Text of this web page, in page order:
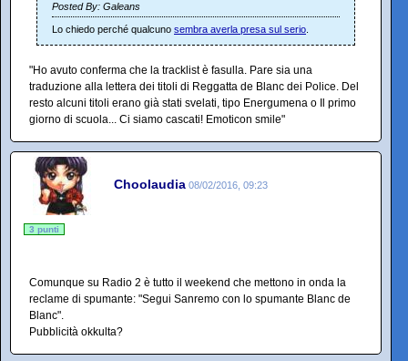
Posted By: Galeans
Lo chiedo perché qualcuno sembra averla presa sul serio
"Ho avuto conferma che la tracklist è fasulla. Pare sia una
traduzione alla lettera dei titoli di Reggatta de Blanc dei Police. Del
resto alcuni titoli erano già stati svelati, tipo Energumena o Il primo
giorno di scuola... Ci siamo cascati! Emoticon smile"
Choolaudia 08/02/2016, 09:23
3 punti
Comunque su Radio 2 è tutto il weekend che mettono in onda la
reclame di spumante: "Segui Sanremo con lo spumante Blanc de
Blanc".
Pubblicità okkulta?